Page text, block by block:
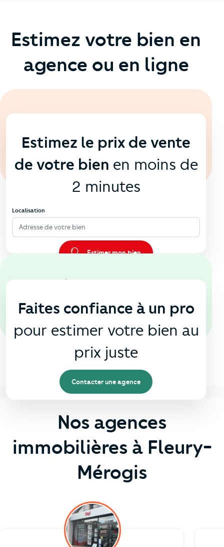
Estimez votre bien en
agence ou en ligne
Estimez le prix de vente
de votre bien en moins de
2 minutes
Localisation
Adresse de votre bien
Estimer mon bien
En agence
Faites confiance à un pro
pour estimer votre bien au
prix juste
Contacter une agence
Nos agences
immobilières à Fleury-
Mérogis